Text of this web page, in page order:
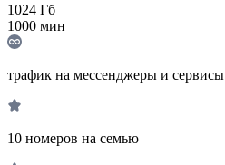
1024 Гб
1000 мин
трафик на мессенджеры и сервисы
10 номеров на семью